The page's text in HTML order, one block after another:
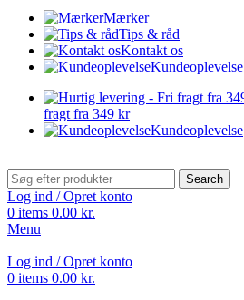
Mærker
Tips & råd
Kontakt os
Kundeoplevelse
fragt fra 349 kr
Kundeoplevelse
Search
Log ind / Opret konto
0 items 0.00 kr.
Menu
Log ind / Opret konto
0 items 0.00 kr.